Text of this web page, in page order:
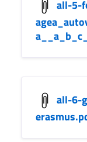
all-5-
all-6-